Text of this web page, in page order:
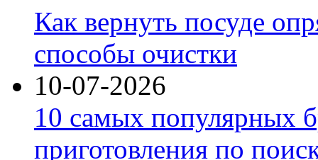
Как вернуть посуде
способы очистки
10-07-2026
10 самых популярных
приготовления по